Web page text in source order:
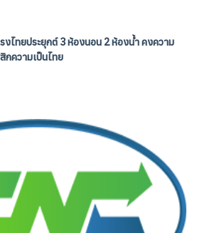
งไทยประยุกต์ 3 ห้องนอน 2 ห้องน้ำ คงความ
กความเป็นไทย